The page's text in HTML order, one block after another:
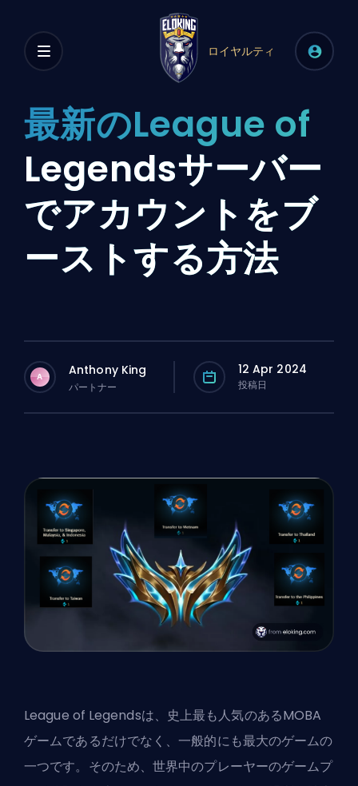
ロイヤルティ
最新のLeague of
Legendsサーバー
でアカウントをブ
ーストする方法
A Anthony King
パートナー
12 Apr 2024
投稿日
League of Legendsは、史上最も人気のあるMOBA
ゲームであるだけでなく、一般的にも最大のゲームの
一つです。そのため、世界中のプレーヤーのゲームプ